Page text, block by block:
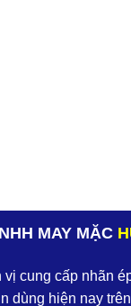
MAY MẶC
cung cấp nhãn
dùng hiện nay